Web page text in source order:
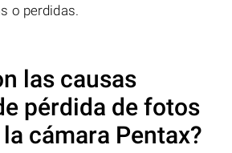
o perdidas.
las causas
pérdida de fotos
cámara Pentax?